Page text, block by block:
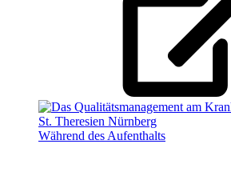
Während des Aufenthalts